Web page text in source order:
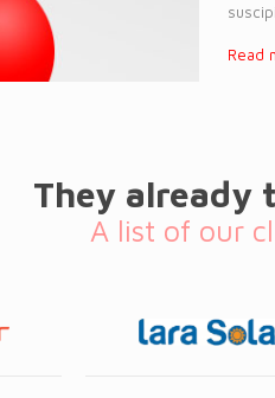
Read
They already
A list of our